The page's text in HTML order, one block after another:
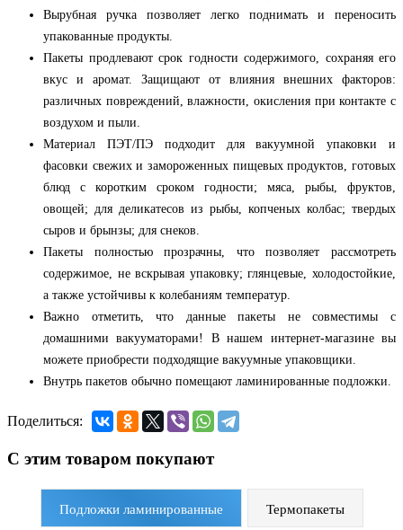
Вырубная ручка позволяет легко поднимать и переносить
упакованные продукты.
Пакеты продлевают срок годности содержимого, сохраняя его
вкус и аромат. Защищают от влияния внешних факторов:
различных повреждений, влажности, окисления при контакте с
воздухом и пыли.
Материал ПЭТ/ПЭ подходит для вакуумной упаковки и
фасовки свежих и замороженных пищевых продуктов, готовых
блюд с коротким сроком годности; мяса, рыбы, фруктов,
овощей; для деликатесов из рыбы, копченых колбас; твердых
сыров и брынзы; для снеков.
Пакеты полностью прозрачны, что позволяет рассмотреть
содержимое, не вскрывая упаковку; глянцевые, холодостойкие,
а также устойчивы к колебаниям температур.
Важно отметить, что данные пакеты не совместимы с
домашними вакууматорами! В нашем интернет-магазине вы
можете приобрести подходящие вакуумные упаковщики.
Внутрь пакетов обычно помещают ламинированные подложки.
Поделиться:
С этим товаром покупают
Подложки ламинированные Термопакеты